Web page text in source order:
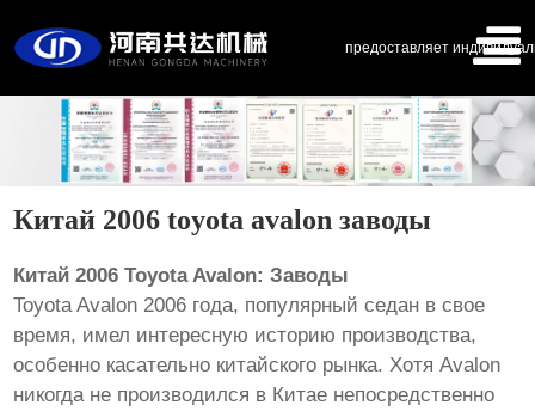
предоставляет
Китай 2006 toyota avalon заводы
Китай 2006 Toyota Avalon: Заводы
Toyota Avalon 2006 года, популярный седан в свое
время, имел интересную историю производства,
особенно касательно китайского рынка. Хотя Avalon
никогда не производился в Китае непосредственно